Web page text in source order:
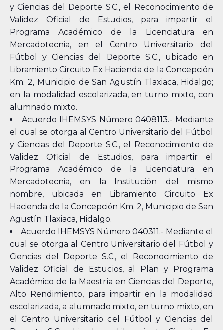
y Ciencias del Deporte S.C., el Reconocimiento de
Validez Oficial de Estudios, para impartir el
Programa Académico de la Licenciatura en
Mercadotecnia, en el Centro Universitario del
Fútbol y Ciencias del Deporte S.C., ubicado en
Libramiento Circuito Ex Hacienda de la Concepción
Km. 2, Municipio de San Agustín Tlaxiaca, Hidalgo;
en la modalidad escolarizada, en turno mixto, con
alumnado mixto.
Acuerdo IHEMSYS Número 0408113.- Mediante
el cual se otorga al Centro Universitario del Fútbol
y Ciencias del Deporte S.C., el Reconocimiento de
Validez Oficial de Estudios, para impartir el
Programa Académico de la Licenciatura en
Mercadotecnia, en la Institución del mismo
nombre, ubicada en Libramiento Circuito Ex
Hacienda de la Concepción Km. 2, Municipio de San
Agustín Tlaxiaca, Hidalgo.
Acuerdo IHEMSYS Número 040311.- Mediante el
cual se otorga al Centro Universitario del Fútbol y
Ciencias del Deporte S.C., el Reconocimiento de
Validez Oficial de Estudios, al Plan y Programa
Académico de la Maestría en Ciencias del Deporte,
Alto Rendimiento, para impartir en la modalidad
escolarizada, a alumnado mixto, en turno mixto, en
el Centro Universitario del Fútbol y Ciencias del